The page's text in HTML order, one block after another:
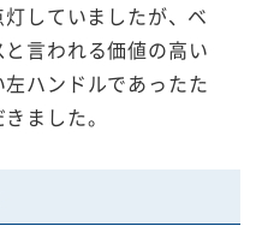
していましたが、ベ
言われる価値の高い
ハンドルであったた
ました。